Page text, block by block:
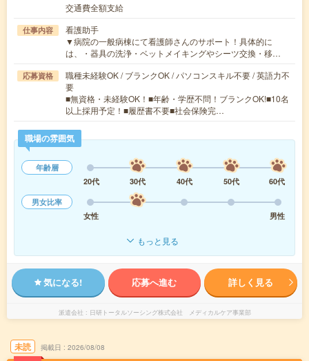
交通費全額支給
仕事内容
看護助手
▼病院の一般病棟にて看護師さんのサポート！具体的に
は、・器具の洗浄・ベットメイキングやシーツ交換・移…
応募資格
職種未経験OK / ブランクOK / パソコンスキル不要 / 英語力不
要
■無資格・未経験OK！■年齢・学歴不問！ブランクOK!■10名
以上採用予定！■履歴書不要■社会保険完…
職場の雰囲気
年齢層
20代
30代 40代 50代
60代
男女比率
女性
男性
もっと見る
気になる! 応募へ進む 詳しく見る
派遣会社 日研トータルソーシング株式会社 メディカルケア事業部
未読 掲載日 2026/08/08